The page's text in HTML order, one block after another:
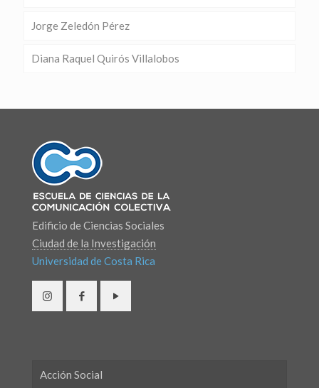
Jorge Zeledón Pérez
Diana Raquel Quirós Villalobos
Edificio de Ciencias Sociales
Ciudad de la Investigación
Universidad de Costa Rica
Acción Social